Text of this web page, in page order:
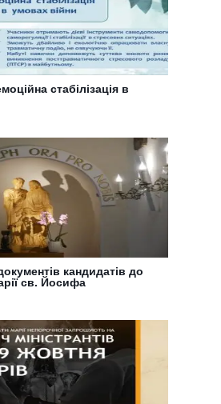
стабілізація в
кандидатів до
св. Йосифа